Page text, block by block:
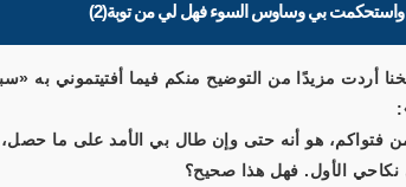
بي وساوس السوء فهل لي من توبة(2)
أردت مزيدًا من التوضيح منكم فيما أفتيتموني
فتواكم، هو أنه حتى وإن طال بي الأمد على ما
نكاحي الأول. فهل هذا صحيح؟